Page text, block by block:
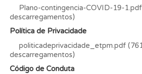
Plano-contingencia-COVID-19-
descarregamentos)
Política de Privacidade
politicadeprivacidade_etpm.pdf
descarregamentos)
Código de Conduta